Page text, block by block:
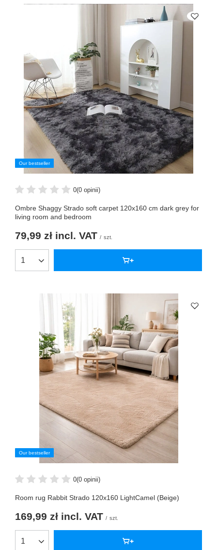
Our bestseller
0(0 opinii)
Ombre Shaggy Strado soft carpet 120x160 cm dark grey for
living room and bedroom
79,99 zł incl. VAT / szt.
Our bestseller
0(0 opinii)
Room rug Rabbit Strado 120x160 LightCamel (Beige)
169,99 zł incl. VAT / szt.